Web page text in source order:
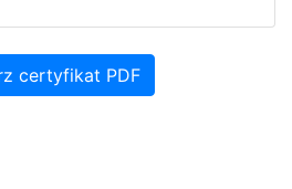
certyfikat PDF